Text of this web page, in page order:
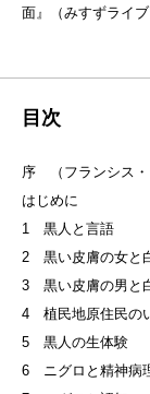
面』（みすずライブ
目次
序 （フランシス・
はじめに
1 黒人と言語
2 黒い皮膚の女と
3 黒い皮膚の男と
4 植民地原住民の
5 黒人の生体験
6 ニグロと精神病